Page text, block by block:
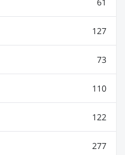
127
73
110
122
277